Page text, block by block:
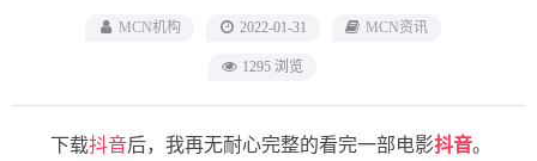
MCN机构 2022-01-31 MCN资讯
1295 浏览
下载抖音后，我再无耐心完整的看完一部电影抖音。